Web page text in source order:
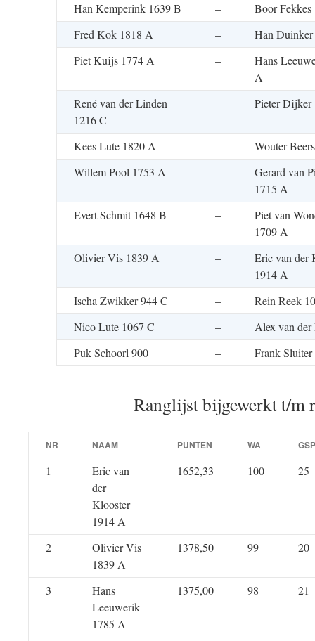
Han Kemperink 1639 B
–
Boor
Fred Kok 1818 A
–
Han
Piet Kuijs 1774 A
–
Hans
A
René van der Linden
1216 C
– Pieter Dijker
Kees Lute 1820 A –
Wouter
Willem Pool 1753 A
–
Gerard van
1715 A
Evert Schmit 1648 B
–
Piet van
1709 A
Olivier Vis 1839 A
–
Eric van der
1914 A
Ischa Zwikker 944 C
–
Rein Reek
Nico Lute 1067 C
–
Alex van der
Puk Schoorl 900
– Frank
Ranglijst bijgewerkt t/m
NR NAAM PUNTEN WA GSP
1
Eric van
der
Klooster
1914 A
1652,33 100 25
2
Olivier Vis
1839 A
1378,50 99 20
3
Hans
Leeuwerik
1785 A
1375,00 98 21